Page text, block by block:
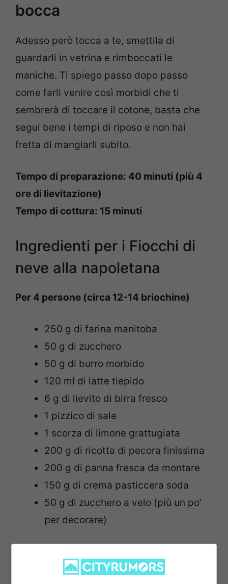
bocca
Adesso però tocca a te, smettila di
guardarli in vetrina e rimboccati le
maniche. Ti spiego passo dopo passo
come farli venire così morbidi che ti
sembrerà di toccare il cotone, basta che
segui bene i tempi di riposo e non hai
fretta di mangiarli subito.
Tempo di preparazione: 40 minuti (più 4
ore di lievitazione)
Tempo di cottura: 15 minuti
Ingredienti per i Fiocchi di
neve alla napoletana
Per 4 persone (circa 12-14 briochine)
250 g di farina manitoba
50 g di zucchero
50 g di burro morbido
120 ml di latte tiepido
6 g di lievito di birra fresco
1 pizzico di sale
1 scorza di limone grattugiata
200 g di ricotta di pecora finissima
200 g di panna fresca da montare
150 g di crema pasticcera soda
50 g di zucchero a velo (più un po’
per decorare)
alla napoletana